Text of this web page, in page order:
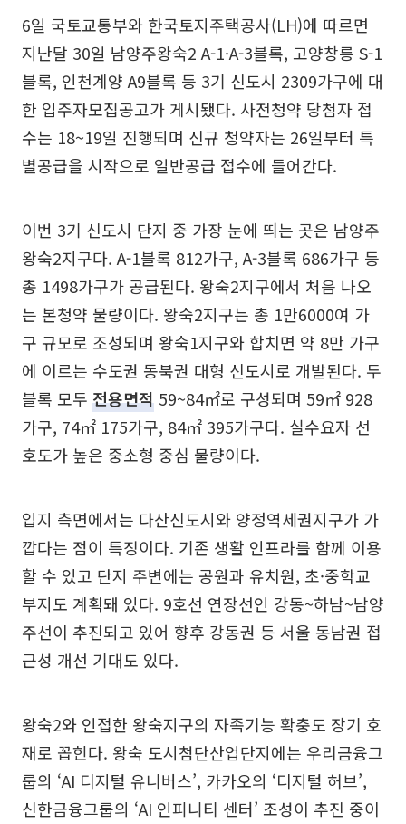
6일 국토교통부와 한국토지주택공사(LH)에 따르면
지난달 30일 남양주왕숙2 A-1·A-3블록, 고양창릉 S-1
블록, 인천계양 A9블록 등 3기 신도시 2309가구에 대
한 입주자모집공고가 게시됐다. 사전청약 당첨자 접
수는 18~19일 진행되며 신규 청약자는 26일부터 특
별공급을 시작으로 일반공급 접수에 들어간다.
이번 3기 신도시 단지 중 가장 눈에 띄는 곳은 남양주
왕숙2지구다. A-1블록 812가구, A-3블록 686가구 등
총 1498가구가 공급된다. 왕숙2지구에서 처음 나오
는 본청약 물량이다. 왕숙2지구는 총 1만6000여 가
구 규모로 조성되며 왕숙1지구와 합치면 약 8만 가구
에 이르는 수도권 동북권 대형 신도시로 개발된다. 두
블록 모두 전용면적 59~84㎡로 구성되며 59㎡ 928
가구, 74㎡ 175가구, 84㎡ 395가구다. 실수요자 선
호도가 높은 중소형 중심 물량이다.
입지 측면에서는 다산신도시와 양정역세권지구가 가
깝다는 점이 특징이다. 기존 생활 인프라를 함께 이용
할 수 있고 단지 주변에는 공원과 유치원, 초·중학교
부지도 계획돼 있다. 9호선 연장선인 강동~하남~남양
주선이 추진되고 있어 향후 강동권 등 서울 동남권 접
근성 개선 기대도 있다.
왕숙2와 인접한 왕숙지구의 자족기능 확충도 장기 호
재로 꼽힌다. 왕숙 도시첨단산업단지에는 우리금융그
룹의 ‘AI 디지털 유니버스’, 카카오의 ‘디지털 허브’,
신한금융그룹의 ‘AI 인피니티 센터’ 조성이 추진 중이